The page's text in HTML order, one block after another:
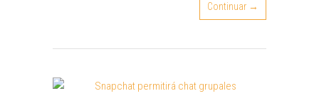
Continuar →